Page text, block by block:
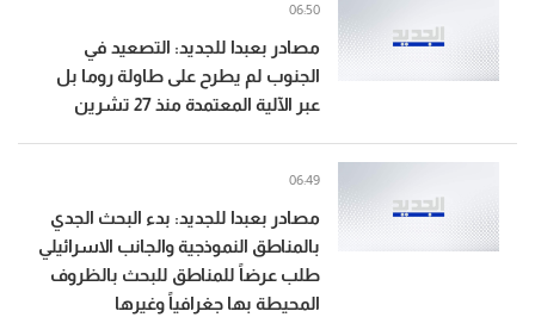
مصادر بعبدا للجديد: التصعيد في
الجنوب لم يطرح على طاولة روما بل
عبر الآلية المعتمدة منذ 27 تشرين
06:50
مصادر بعبدا للجديد: بدء البحث الجدي
بالمناطق النموذجية والجانب الاسرائيلي
طلب عرضاً للمناطق للبحث بالظروف
المحيطة بها جغرافياً وغيرها
06:49